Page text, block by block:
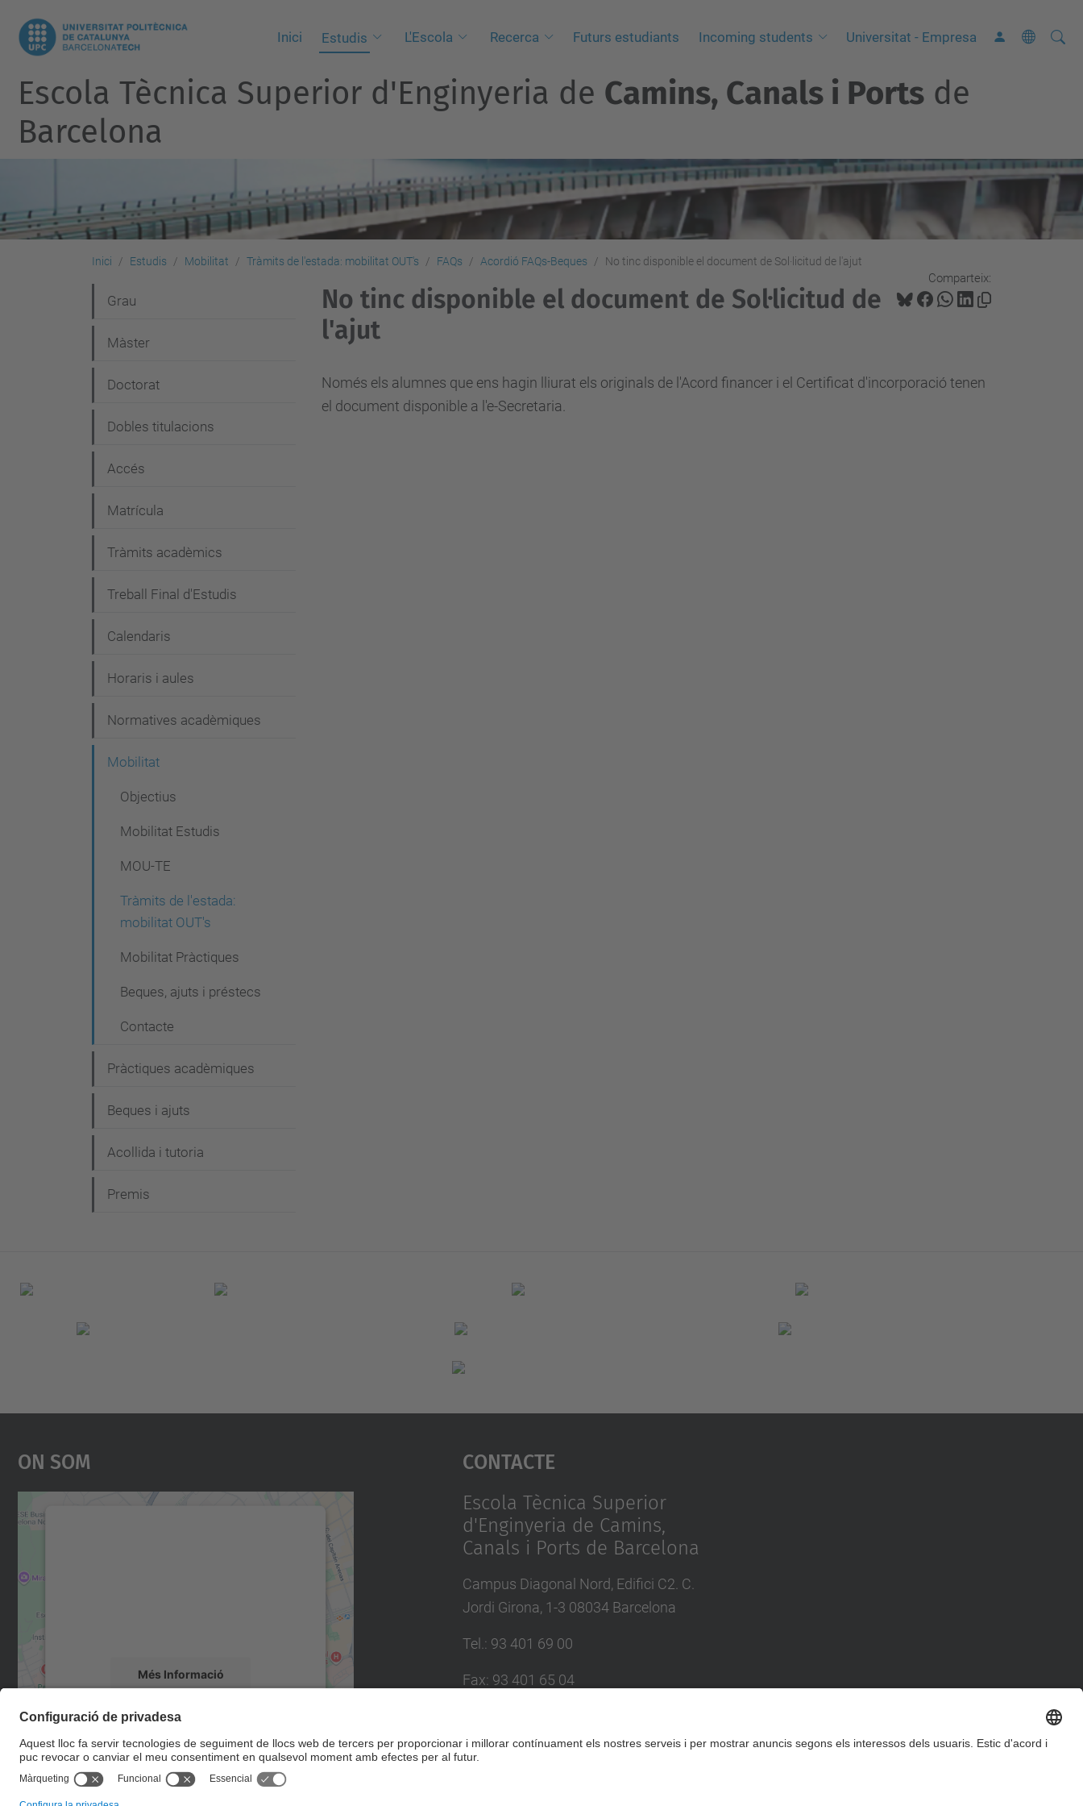
Inici Estudis L'Escola Recerca Futurs estudiants Incoming students Universitat - Empresa Cerca
C
v
a
Escola Tècnica Superior d'Enginyeria de Camins, Canals i Portsde
Barcelona
Inici Estudis Mobilitat Tràmits de l'estada: mobilitat OUT's FAQs Acordió FAQs-Beques No tinc disponible el document de Sol·licitud de l'ajut
Comparteix:
No tinc disponible el document de Sol·licitud de
l'ajut
Només els alumnes que ens hagin lliurat els originals de l'Acord financer i el Certificat d'incorporació tenen
el document disponible a l'e-Secretaria.
a
v
g
a
i
ó
Grau
Màster
Doctorat
Dobles titulacions
Accés
Matrícula
Tràmits acadèmics
Treball Final d'Estudis
Calendaris
Horaris i aules
Normatives acadèmiques
Mobilitat
Objectius
Mobilitat Estudis
MOU-TE
Tràmits de l'estada:
mobilitat OUT's
Mobilitat Pràctiques
Beques, ajuts i préstecs
Contacte
Pràctiques acadèmiques
Beques i ajuts
Acollida i tutoria
Premis
On Som
Més Informació
Accepta
powered byUsercentrics Consent
Management Platform
Contacte
Escola Tècnica Superior
d'Enginyeria de Camins,
Canals i Ports de Barcelona
Campus Diagonal Nord, Edifici C2. C.
Jordi Girona, 1-3 08034 Barcelona
Tel.: 93 401 69 00
Fax: 93 401 65 04
Formulari de contacte